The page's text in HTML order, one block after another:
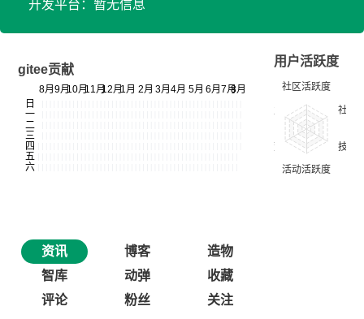
开发平台：暂无信息
gitee贡献
用户活跃度
资讯 博客
造物
智库
动弹
收藏
评论
粉丝 关注